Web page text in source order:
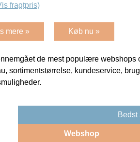
fragtpris)
mere » Køb nu »
de mest populære webshops
sortimentstørrelse, kundeservice,
Bedst
Webshop